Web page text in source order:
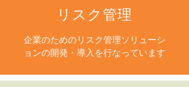
リスク管理
企業のためのリスク管理ソリューシ
ョンの開発・導入を行なっています